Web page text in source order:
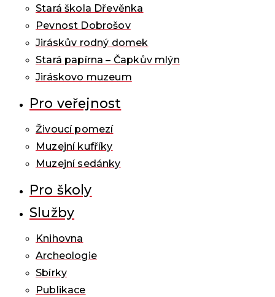
Stará škola Dřevěnka
Pevnost Dobrošov
Jiráskův rodný domek
Stará papírna – Čapkův mlýn
Jiráskovo muzeum
Pro veřejnost
Živoucí pomezí
Muzejní kufříky
Muzejní sedánky
Pro školy
Služby
Knihovna
Archeologie
Sbírky
Publikace